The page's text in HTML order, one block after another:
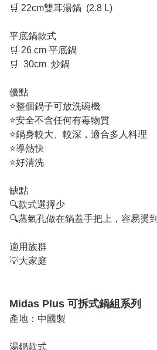
🛒 22cm雙耳湯鍋  (2.8 L)
平底鍋款式
🛒 26 cm 平底鍋
🛒  30cm  炒鍋
優點
⭐️整個鍋子可放洗碗機
⭐️安全不含任何有毒物質
⭐️鍋身較大、較深，適合多人料理
⭐️導熱快
⭐️好清洗
缺點
🔍款式選擇少
🔍蒸氣孔做在鍋蓋手把上，容易燙到
適用族群
💡大家庭
Midas Plus 可拆式鍋組系列
產地：中國製
湯鍋款式